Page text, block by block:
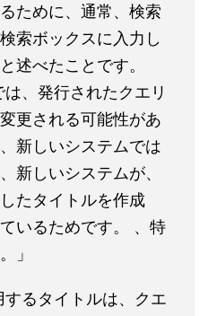
ために、通常、検索
索ボックスに入力し
述べたことです。
、発行されたクエリ
更される可能性があ
新しいシステムでは
新しいシステムが、
たタイトルを作成
いるためです。 、特
」
るタイトルは、クエ